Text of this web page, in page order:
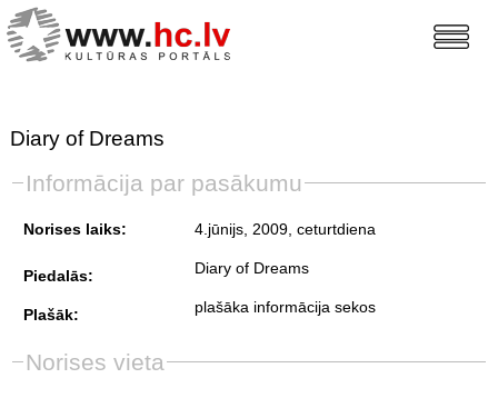
Diary of Dreams
Informācija par pasākumu
Norises laiks: 4.jūnijs, 2009, ceturtdiena
Piedalās: Diary of Dreams
Plašāk: plašāka informācija sekos
Norises vieta